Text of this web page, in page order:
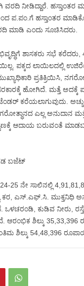
ವರದಿ ನೀಡಿದ್ದಾರೆ.
ಪ.ಪಂ.ಗೆ ಹಸ್ತಾಂತರ
ಮಾಡಿ ಎಂದು ಸೂಚಿಸಿದರು.
ಶಾಸಕರು ಸಭೆ ಕರೆದರು,
ಪಕ್ಕದ ಲಾಯಿಲದಲ್ಲಿ
ಪ್ರತಿಕ್ರಿಯಿಸಿ,
ಹೋಗಿದೆ. ಮತ್ತೆ ಅದಕ್ಕೆ
ಕರೆಯಲಾಗುವುದು.
ಎಲ್ಲ ಅನುದಾನ
ಆದಾಯ ಬರುವಂತೆ
ಬಜೆಟ್
25 ನೇ ಸಾಲಿನಲ್ಲಿ
ಎಸ್.ಎಫ್.ಸಿ. ಮುಕ್ತನಿಧಿ
ಕುಡಿವ ನೀರು,
ಆರಂಭಿಕ ಶಿಲ್ಕು 35,33,396
ಶಿಲ್ಕು 54,48,396